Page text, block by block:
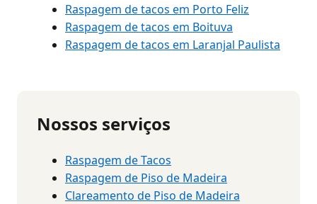
Raspagem de tacos em Porto Feliz
Raspagem de tacos em Boituva
Raspagem de tacos em Laranjal Paulista
Nossos serviços
Raspagem de Tacos
Raspagem de Piso de Madeira
Clareamento de Piso de Madeira